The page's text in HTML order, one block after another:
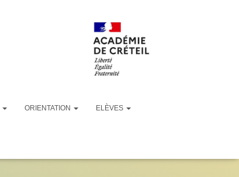
ORIENTATION ELÈVES